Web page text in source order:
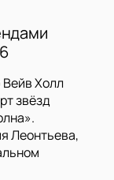
Вейв Холл
звёзд
Леонтьева,